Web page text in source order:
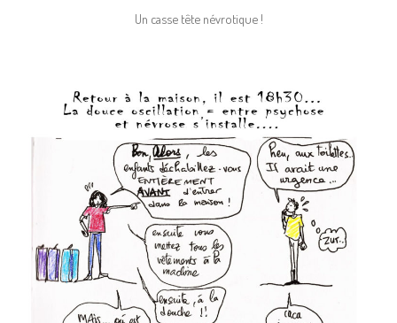
Un casse tête névrotique !